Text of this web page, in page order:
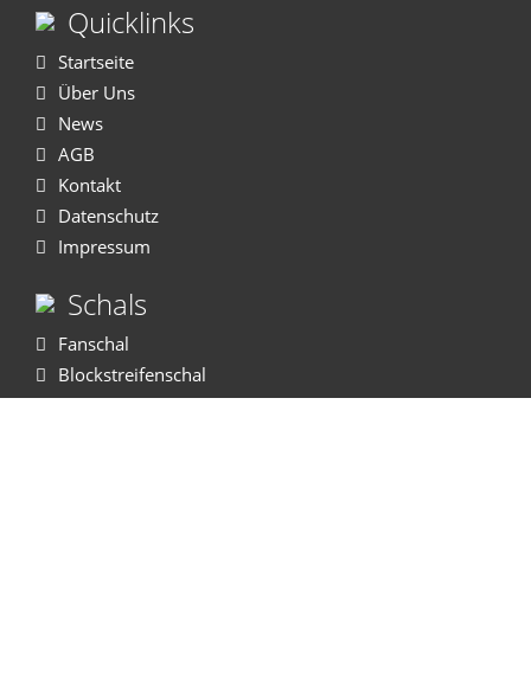
Quicklinks
Startseite
Über Uns
News
AGB
Kontakt
Datenschutz
Impressum
Schals
Fanschal
Blockstreifenschal
Polyesterschal